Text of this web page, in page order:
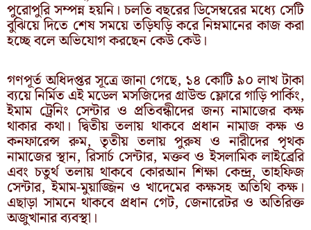
পুরোপুরি সম্পন্ন হয়নি। চলতি বছরের ডিসেম্বরের মধ্যে সেটি
বুঝিয়ে দিতে শেষ সময়ে তড়িঘড়ি করে নিম্নমানের কাজ করা
হচ্ছে বলে অভিযোগ করছেন কেউ কেউ।
গণপূর্ত অধিদপ্তর সূত্রে জানা গেছে, ১৪ কোটি ৯০ লাখ টাকা
ব্যয়ে নির্মিত এই মডেল মসজিদের গ্রাউন্ড ফ্লোরে গাড়ি পার্কিং,
ইমাম ট্রেনিং সেন্টার ও প্রতিবন্ধীদের জন্য নামাজের কক্ষ
থাকার কথা। দ্বিতীয় তলায় থাকবে প্রধান নামাজ কক্ষ ও
কনফারেন্স রুম, তৃতীয় তলায় পুরুষ ও নারীদের পৃথক
নামাজের স্থান, রিসার্চ সেন্টার, মক্তব ও ইসলামিক লাইব্রেরি
এবং চতুর্থ তলায় থাকবে কোরআন শিক্ষা কেন্দ্র, তাহফিজ
সেন্টার, ইমাম-মুয়াজ্জিন ও খাদেমের কক্ষসহ অতিথি কক্ষ।
এছাড়া সামনে থাকবে প্রধান গেট, জেনারেটর ও অতিরিক্ত
অজুখানার ব্যবস্থা।